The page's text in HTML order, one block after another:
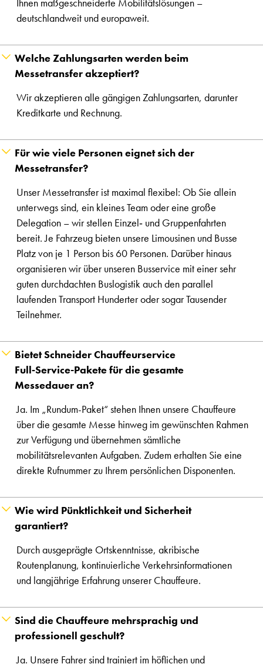
deutschlandweit und europaweit.
Welche Zahlungsarten werden beim
Messetransfer akzeptiert?
Wir akzeptieren alle gängigen Zahlungsarten, darunter
Kreditkarte und Rechnung.
Für wie viele Personen eignet sich der
Messetransfer?
Unser Messetransfer ist maximal flexibel: Ob Sie allein
unterwegs sind, ein kleines Team oder eine große
Delegation – wir stellen Einzel‑ und Gruppenfahrten
bereit. Je Fahrzeug bieten unsere Limousinen und Busse
Platz von je 1 Person bis 60 Personen. Darüber hinaus
organisieren wir über unseren Busservice mit einer sehr
guten durchdachten Buslogistik auch den parallel
laufenden Transport Hunderter oder sogar Tausender
Teilnehmer.
Bietet Schneider Chauffeurservice
Full‑Service-Pakete für die gesamte
Messedauer an?
Ja. Im „Rundum-Paket“ stehen Ihnen unsere Chauffeure
über die gesamte Messe hinweg im gewünschten Rahmen
zur Verfügung und übernehmen sämtliche
mobilitätsrelevanten Aufgaben. Zudem erhalten Sie eine
direkte Rufnummer zu Ihrem persönlichen Disponenten.
Wie wird Pünktlichkeit und Sicherheit
garantiert?
Durch ausgeprägte Ortskenntnisse, akribische
Routenplanung, kontinuierliche Verkehrsinformationen
und langjährige Erfahrung unserer Chauffeure.
Sind die Chauffeure mehrsprachig und
professionell geschult?
Ja. Unsere Fahrer sind trainiert im höflichen und